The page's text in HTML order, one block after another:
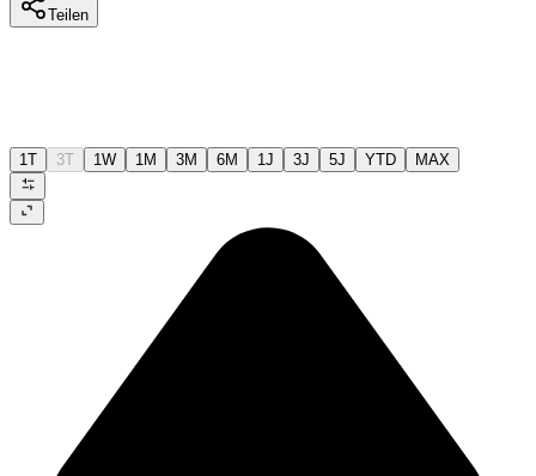
Teilen
1T 3T 1W 1M 3M 6M 1J 3J 5J YTD MAX